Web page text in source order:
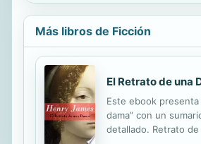
Más libros de Ficción
El Retrato de una
Este ebook
dama” con un
detallado. Retrato de